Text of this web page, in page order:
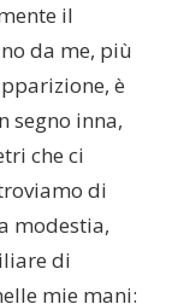
il
da me, più
è
segno inna,
che ci
di
modestia,
di
mie mani: